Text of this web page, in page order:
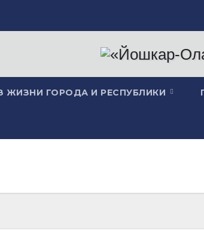
ЖИЗНИ ГОРОДА И РЕСПУБЛИКИ